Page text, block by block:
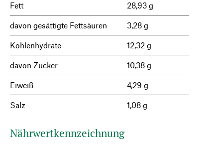
Fett 28,93 g
davon gesättigte Fettsäuren 3,28 g
Kohlenhydrate 12,32 g
davon Zucker 10,38 g
Eiweiß 4,29 g
Salz 1,08 g
Nährwertkennzeichnung